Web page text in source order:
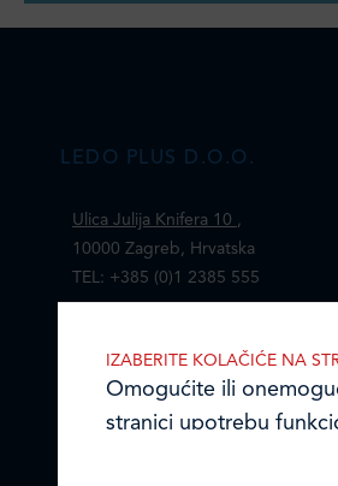
LEDO PLUS D.O.O.
Ulica Julija Knifera 10 ,
10000 Zagreb, Hrvatska
TEL: +385 (0)1 2385 555
OIB 07179054100
Matični broj (MB): 4938763
IZABERITE KOLAČIĆE NA
Omogućite ili
stranici upotrebu